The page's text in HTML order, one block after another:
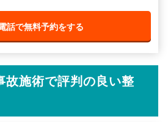
話で無料予約をする
故施術で評判の良い整